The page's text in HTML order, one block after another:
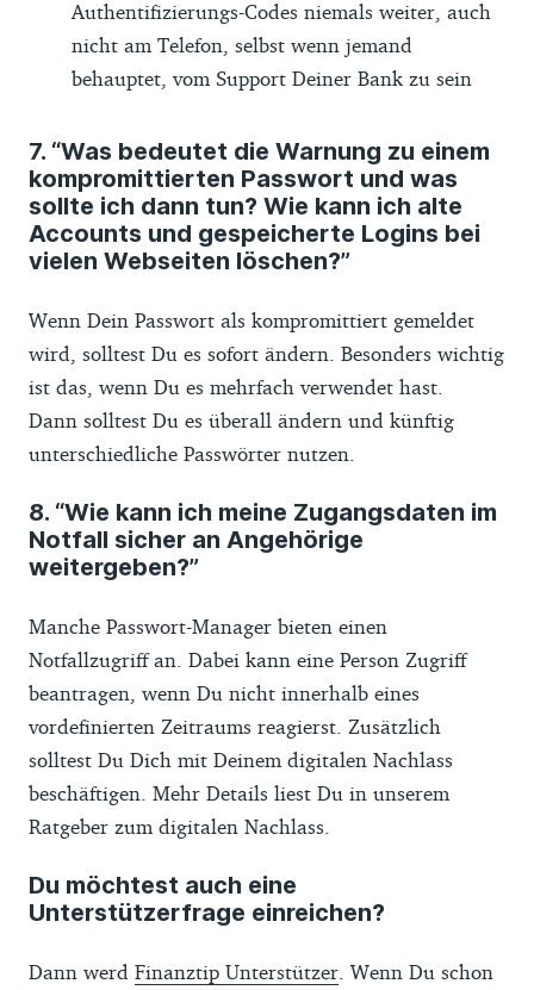
Authentifizierungs-Codes niemals weiter, auch
nicht am Telefon, selbst wenn jemand
behauptet, vom Support Deiner Bank zu sein
7. “Was bedeutet die Warnung zu einem
kompromittierten Passwort und was
sollte ich dann tun? Wie kann ich alte
Accounts und gespeicherte Logins bei
vielen Webseiten löschen?”
Wenn Dein Passwort als kompromittiert gemeldet
wird, solltest Du es sofort ändern. Besonders wichtig
ist das, wenn Du es mehrfach verwendet hast.
Dann solltest Du es überall ändern und künftig
unterschiedliche Passwörter nutzen.
8. “Wie kann ich meine Zugangsdaten im
Notfall sicher an Angehörige
weitergeben?”
Manche Passwort-Manager bieten einen
Notfallzugriff an. Dabei kann eine Person Zugriff
beantragen, wenn Du nicht innerhalb eines
vordefinierten Zeitraums reagierst. Zusätzlich
solltest Du Dich mit Deinem digitalen Nachlass
beschäftigen. Mehr Details liest Du in unserem
Ratgeber zum digitalen Nachlass.
Du möchtest auch eine
Unterstützerfrage einreichen?
Dann werd Finanztip Unterstützer . Wenn Du schon